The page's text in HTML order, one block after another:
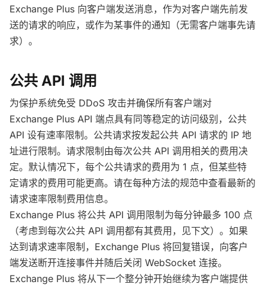
Exchange Plus 向客户端发送消息，作为对客户端先前发
送的请求的响应，或作为某事件的通知（无需客户端事先请
求）。
公共 API 调用
为保护系统免受 DDoS 攻击并确保所有客户端对
Exchange Plus API 端点具有同等稳定的访问级别，公共
API 设有速率限制。公共请求按发起公共 API 请求的 IP 地
址进行限制。请求限制由每次公共 API 调用相关的费用决
定。默认情况下，每个公共请求的费用为 1 点，但某些特
定请求的费用可能更高。请在每种方法的规范中查看最新的
请求速率限制费用信息。
Exchange Plus 将公共 API 调用限制为每分钟最多 100 点
（考虑到每次公共 API 调用都有其费用，见下文）。如果
达到请求速率限制，Exchange Plus 将回复错误，向客户
端发送断开连接事件并随后关闭 WebSocket 连接。
Exchange Plus 将从下一个整分钟开始继续为客户端提供